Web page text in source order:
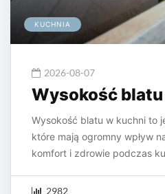
KUCHNIA
2026-08-07
Wysokość
Wysokość blatu w kuchni to
które mają ogromny wpływ
komfort i zdrowie podczas
2982